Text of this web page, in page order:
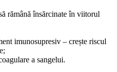
rămână însărcinate în viitorul
imunosupresiv – crește riscul
a sangelui.